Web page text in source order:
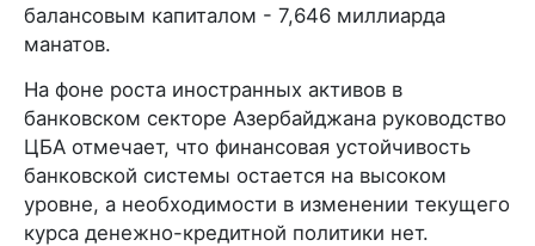
балансовым капиталом - 7,646 миллиарда
манатов.
На фоне роста иностранных активов в
банковском секторе Азербайджана руководство
ЦБА отмечает, что финансовая устойчивость
банковской системы остается на высоком
уровне, а необходимости в изменении текущего
курса денежно-кредитной политики нет.